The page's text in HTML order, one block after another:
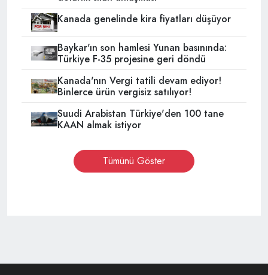
Kanada genelinde kira fiyatları düşüyor
Baykar'ın son hamlesi Yunan basınında:
Türkiye F-35 projesine geri döndü
Kanada'nın Vergi tatili devam ediyor!
Binlerce ürün vergisiz satılıyor!
Suudi Arabistan Türkiye'den 100 tane
KAAN almak istiyor
Tümünü Göster